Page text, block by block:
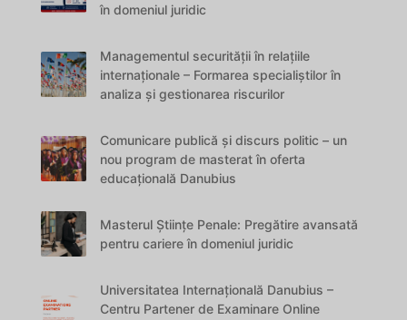
în domeniul juridic
Managementul securității în relațiile
internaționale – Formarea specialiștilor în
analiza și gestionarea riscurilor
Comunicare publică și discurs politic – un
nou program de masterat în oferta
educațională Danubius
Masterul Științe Penale: Pregătire avansată
pentru cariere în domeniul juridic
Universitatea Internațională Danubius –
Centru Partener de Examinare Online